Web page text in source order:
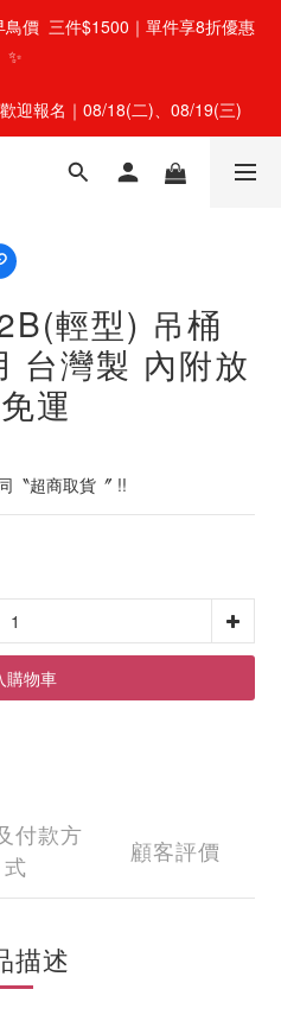
價  三件$1500｜單件享8折優惠
✨
迎報名｜08/18(二)、08/19(三)
輕型) 吊桶
台灣製 內附放
運
〝超商取貨〞 !!
購物車
付款方
式
顧客評價
描述